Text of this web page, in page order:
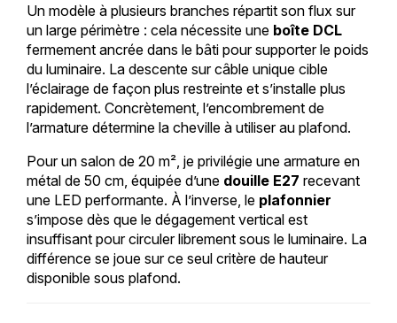
Un modèle à plusieurs branches répartit son flux sur
un large périmètre : cela nécessite une boîte DCL
fermement ancrée dans le bâti pour supporter le poids
du luminaire. La descente sur câble unique cible
l’éclairage de façon plus restreinte et s’installe plus
rapidement. Concrètement, l’encombrement de
l’armature détermine la cheville à utiliser au plafond.
Pour un salon de 20 m², je privilégie une armature en
métal de 50 cm, équipée d’une douille E27 recevant
une LED performante. À l’inverse, le plafonnier
s’impose dès que le dégagement vertical est
insuffisant pour circuler librement sous le luminaire. La
différence se joue sur ce seul critère de hauteur
disponible sous plafond.